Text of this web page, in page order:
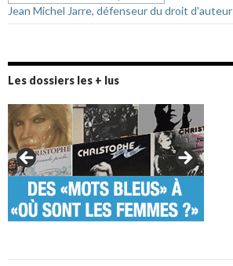
Jean Michel Jarre, défenseur du droit d'auteur
Les dossiers les + lus